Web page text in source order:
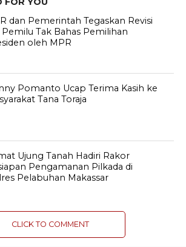
dan Pemerintah Tegaskan Revisi
Pemilu Tak Bahas Pemilihan
oleh MPR
Pomanto Ucap Terima Kasih ke
Tana Toraja
Ujung Tanah Hadiri Rakor
Pengamanan Pilkada di
Pelabuhan Makassar
CLICK TO COMMENT